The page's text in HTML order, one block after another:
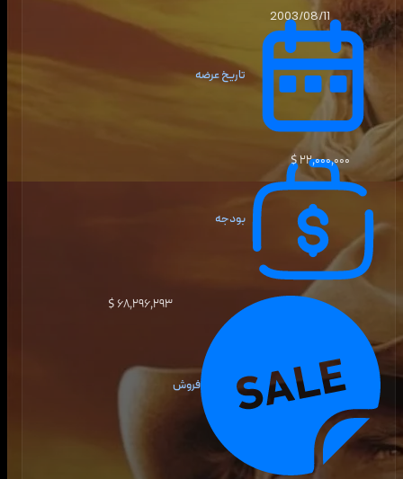
تاریخ عرضه
2003/08/11
بودجه
۲۲٬۰۰۰٬۰۰۰ $
فروش
۶۸٬۲۹۶٬۲۹۳ $